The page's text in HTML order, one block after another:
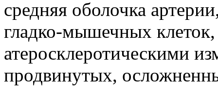
средняя оболочка
гладко-мышечных клеток,
атеросклеротическими
продвинутых,